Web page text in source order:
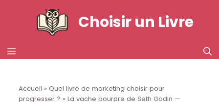
Choisir un Livre
MENU
Accueil » Quel livre de marketing choisir pour
progresser ? » La vache pourpre de Seth Godin —